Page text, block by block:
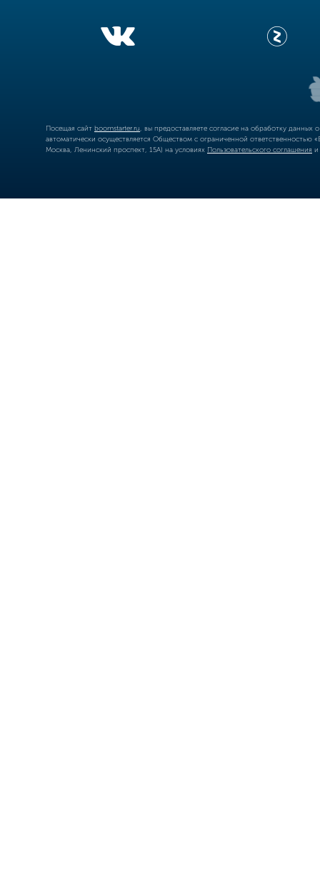
Посещая сайт boomstarter.ru , вы предоставляете согласие на обработку
автоматически осуществляется Обществом с ограниченной
Москва, Ленинский проспект, 15А) на условиях Пользовательского соглашения и